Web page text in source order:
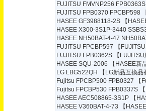
FUJITSU FMVNP256 FPB0363S
FUJITSU FPB0370 FPCBP598
HASEE GF3988118-2S
【
HASEE X300-3S1P-3440
HASEE NH50BAT-4-47
FUJITSU FPCBP597
【
FUJITSU FPB0362S
【
HASEE SQU-2006
【HASEE
LG LBG522QH
【LG新品互換
Fujitsu FPCBP500 FPB0327
【
Fujitsu FPCBP530 FPB0337S
HASEE AEC508865-3S1P
【
HASEE V360BAT-4-73
【